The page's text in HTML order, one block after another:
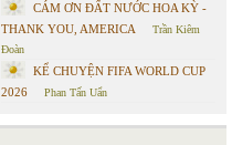
CÁM ƠN ĐẤT NƯỚC HOA KỲ -
THANK YOU, AMERICA
Trần Kiêm
Đoàn
KỂ CHUYỆN FIFA WORLD CUP
2026
Phan Tấn Uẩn